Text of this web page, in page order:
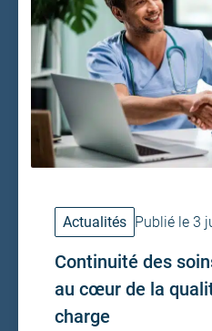
Actualités Publié le 3
Continuité des
au cœur de la
charge